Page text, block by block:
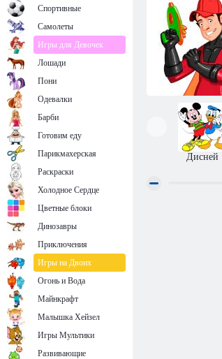
Дисней
Спортивные
Самолеты
Игры для Девочек
Лошади
Пони
Одевалки
Барби
Готовим еду
Парикмахерская
Раскраски
Холодное Сердце
Цветные блоки
Динозавры
Приключения
Игры на Двоих
Огонь и Вода
Майнкрафт
Малышка Хейзел
Игры Мультики
Развивающие